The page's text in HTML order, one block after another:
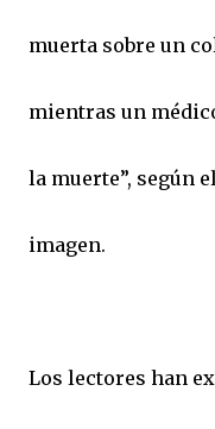
muerta sobre un
mientras un
la muerte”, según
imagen.
Los lectores han